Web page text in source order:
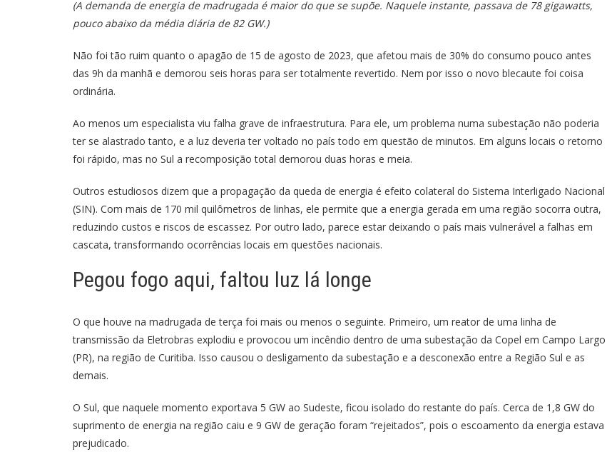
(A demanda de energia de madrugada é maior do que se supõe. Naquele instante, passava de 78 gigawatts,
pouco abaixo da média diária de 82 GW.)
Não foi tão ruim quanto o apagão de 15 de agosto de 2023, que afetou mais de 30% do consumo pouco antes
das 9h da manhã e demorou seis horas para ser totalmente revertido. Nem por isso o novo blecaute foi coisa
ordinária.
Ao menos um especialista viu falha grave de infraestrutura. Para ele, um problema numa subestação não poderia
ter se alastrado tanto, e a luz deveria ter voltado no país todo em questão de minutos. Em alguns locais o retorno
foi rápido, mas no Sul a recomposição total demorou duas horas e meia.
Outros estudiosos dizem que a propagação da queda de energia é efeito colateral do Sistema Interligado Nacional
(SIN). Com mais de 170 mil quilômetros de linhas, ele permite que a energia gerada em uma região socorra outra,
reduzindo custos e riscos de escassez. Por outro lado, parece estar deixando o país mais vulnerável a falhas em
cascata, transformando ocorrências locais em questões nacionais.
Pegou fogo aqui, faltou luz lá longe
O que houve na madrugada de terça foi mais ou menos o seguinte. Primeiro, um reator de uma linha de
transmissão da Eletrobras explodiu e provocou um incêndio dentro de uma subestação da Copel em Campo Largo
(PR), na região de Curitiba. Isso causou o desligamento da subestação e a desconexão entre a Região Sul e as
demais.
O Sul, que naquele momento exportava 5 GW ao Sudeste, ficou isolado do restante do país. Cerca de 1,8 GW do
suprimento de energia na região caiu e 9 GW de geração foram “rejeitados”, pois o escoamento da energia estava
prejudicado.